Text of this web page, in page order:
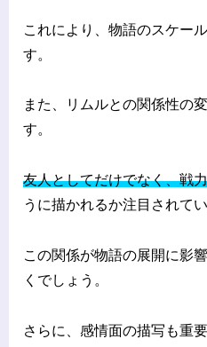
これにより、物語のスケー
す。
また、リムルとの関係性の
す。
友人としてだけでなく、戦
うに描かれるか注目されてい
この関係が物語の展開に影
くでしょう。
さらに、感情面の描写も重要